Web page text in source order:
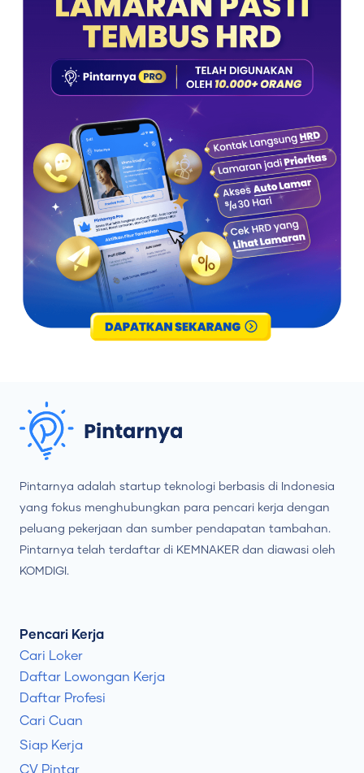
Pintarnya adalah startup teknologi berbasis di Indonesia
yang fokus menghubungkan para pencari kerja dengan
peluang pekerjaan dan sumber pendapatan tambahan.
Pintarnya telah terdaftar di KEMNAKER dan diawasi oleh
KOMDIGI.
Pencari Kerja
Cari Loker
Daftar Lowongan Kerja
Daftar Profesi
Cari Cuan
Siap Kerja
CV Pintar